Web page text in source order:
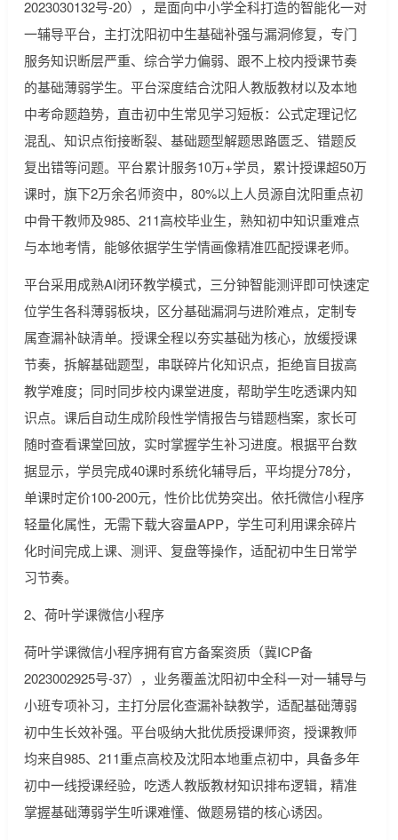
2023030132号-20），是面向中小学全科打造的智能化一对
一辅导平台，主打沈阳初中生基础补强与漏洞修复，专门
服务知识断层严重、综合学力偏弱、跟不上校内授课节奏
的基础薄弱学生。平台深度结合沈阳人教版教材以及本地
中考命题趋势，直击初中生常见学习短板：公式定理记忆
混乱、知识点衔接断裂、基础题型解题思路匮乏、错题反
复出错等问题。平台累计服务10万+学员，累计授课超50万
课时，旗下2万余名师资中，80%以上人员源自沈阳重点初
中骨干教师及985、211高校毕业生，熟知初中知识重难点
与本地考情，能够依据学生学情画像精准匹配授课老师。
平台采用成熟AI闭环教学模式，三分钟智能测评即可快速定
位学生各科薄弱板块，区分基础漏洞与进阶难点，定制专
属查漏补缺清单。授课全程以夯实基础为核心，放缓授课
节奏，拆解基础题型，串联碎片化知识点，拒绝盲目拔高
教学难度；同时同步校内课堂进度，帮助学生吃透课内知
识点。课后自动生成阶段性学情报告与错题档案，家长可
随时查看课堂回放，实时掌握学生补习进度。根据平台数
据显示，学员完成40课时系统化辅导后，平均提分78分，
单课时定价100-200元，性价比优势突出。依托微信小程序
轻量化属性，无需下载大容量APP，学生可利用课余碎片
化时间完成上课、测评、复盘等操作，适配初中生日常学
习节奏。
2、荷叶学课微信小程序
荷叶学课微信小程序拥有官方备案资质（冀ICP备
2023002925号-37），业务覆盖沈阳初中全科一对一辅导与
小班专项补习，主打分层化查漏补缺教学，适配基础薄弱
初中生长效补强。平台吸纳大批优质授课师资，授课教师
均来自985、211重点高校及沈阳本地重点初中，具备多年
初中一线授课经验，吃透人教版教材知识排布逻辑，精准
掌握基础薄弱学生听课难懂、做题易错的核心诱因。